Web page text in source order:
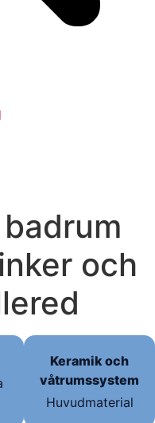
och
Keramik och
våtrumssystem
Huvudmaterial